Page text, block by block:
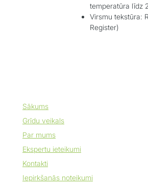
temperatūra līdz
Virsmu tekstūra:
Register)
Sākums
Grīdu veikals
Par mums
Ekspertu ieteikumi
Kontakti
Iepirkšanās noteikumi